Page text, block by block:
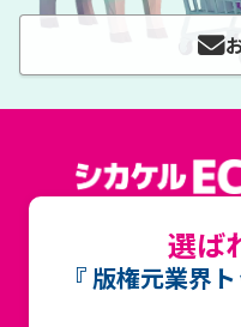
選ば
『 版権元業界